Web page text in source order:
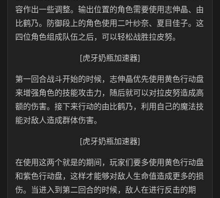
容作出一些调整。输出位置的角色需要使用志伸晶、由
比鹤乃。防御段上的角色使用二叶纱奈、夏目佳子。这
四位角色组成队伍之后，可以轻松战胜拉皮努。
[虎牙奶瓶加速器]
第一回合战斗开始的时候，志伸晶优先使用黄色行动盘
来增强角色的技能攻击力，随后就可以对拉皮努造成高
额的伤害。接下来行动的由比鹤乃，利用自己的魔法技
能对敌人造成群体伤害。
[虎牙奶瓶加速器]
在使用这两个就是的期间，玩家们要多使用黄色行动盘
和紫色行动盘，这样才能够对敌人生命值造成更多的损
伤。当进入到第二回合的时候，敌人在进行反击的期